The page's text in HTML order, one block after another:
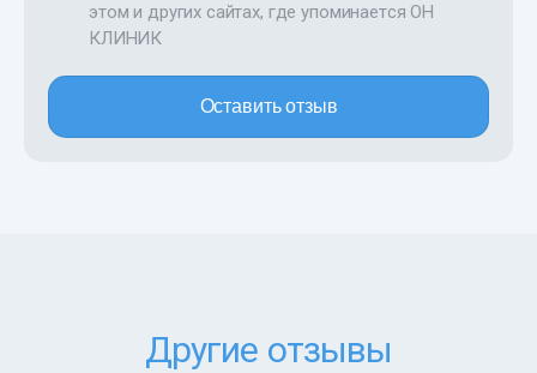
этом и других сайтах, где упоминается ОН
КЛИНИК
Оставить отзыв
Другие отзывы